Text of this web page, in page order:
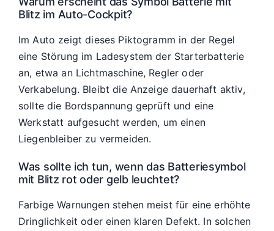
Blitz im Auto-Cockpit?
Im Auto zeigt dieses Piktogramm in der Regel
eine Störung im Ladesystem der Starterbatterie
an, etwa an Lichtmaschine, Regler oder
Verkabelung. Bleibt die Anzeige dauerhaft aktiv,
sollte die Bordspannung geprüft und eine
Werkstatt aufgesucht werden, um einen
Liegenbleiber zu vermeiden.
Was sollte ich tun, wenn das Batteriesymbol
mit Blitz rot oder gelb leuchtet?
Farbige Warnungen stehen meist für eine erhöhte
Dringlichkeit oder einen klaren Defekt. In solchen